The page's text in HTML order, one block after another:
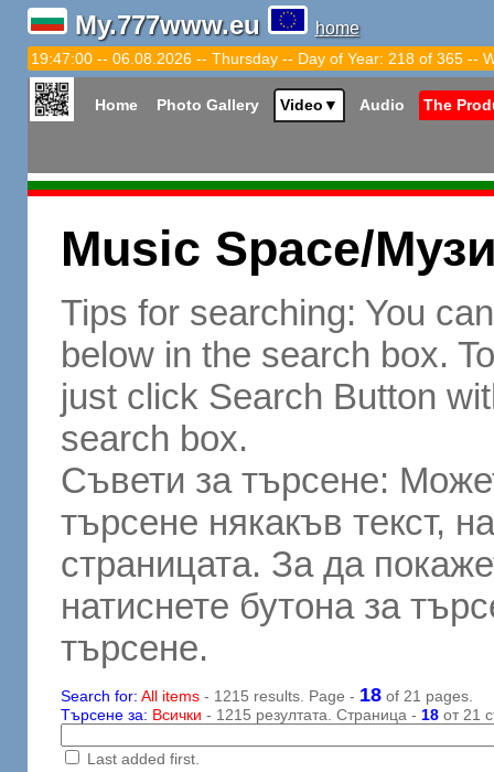
My.777www.eu home
19:47:01 -- 06.08.2026 -- Thursday -- Day of Year: 218 of 365 --
Home Photo Gallery Video ▼ Audio The
Music Space/
Tips for searching: You
below in the search box.
just click Search Button
search box.
Съвети за търсене:
търсене някакъв текст,
страницата. За да
натиснете бутона за
търсене.
Search for: All items- 1215 results. Page - 18of 21 pages.
Търсене за: Всички - 1215 резултата. Страница - 18от 21
Last added first.